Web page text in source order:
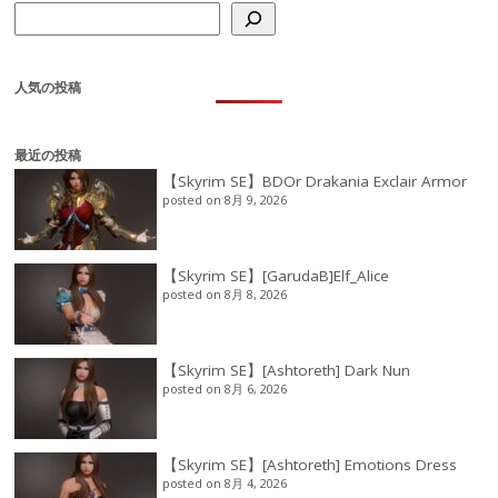
人気の投稿
最近の投稿
【Skyrim SE】BDOr Drakania Exclair Armor
posted on 8月 9, 2026
【Skyrim SE】[GarudaB]Elf_Alice
posted on 8月 8, 2026
【Skyrim SE】[Ashtoreth] Dark Nun
posted on 8月 6, 2026
【Skyrim SE】[Ashtoreth] Emotions Dress
posted on 8月 4, 2026